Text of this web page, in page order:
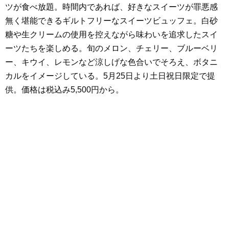
ツが食べ放題。時間内であれば、好きなスイーツが罪悪感
無く堪能できるギルトフリーなスイーツビュッフェ。白砂
糖や生クリームの使用を控えながら味わいを追求したスイ
ーツたちを楽しめる。旬のメロン、チェリー、ブルーベリ
ー、キウイ、レモンなど涼しげな色合いでそろえ、ボタニ
カルをイメージしている。5月25日より土日祝日限定で提
供。価格は税込み5,500円から。